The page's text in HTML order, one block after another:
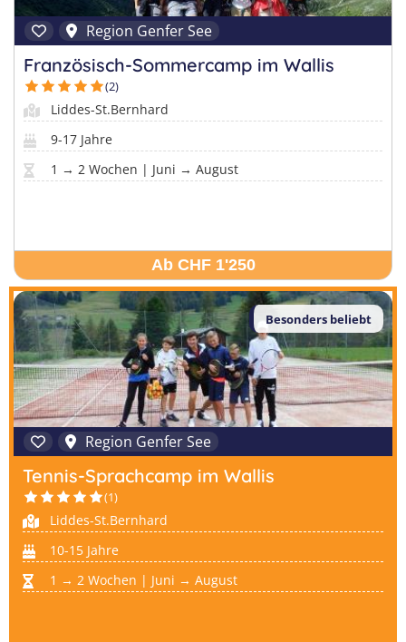
Segelcamps
Tenniscamps
Tanzcamps
Skilager
Snowboard-Lager
Graubünden
Luzern
Tessin
Waadt
Wallis
Sprachferien Spanien
Sprachferien in der Schweiz
Englisch Sprachferien USA
Englisch Sprachferien Malta
Italienisch Sprachferien Italien
Deutschland
Frankreich
Portugal
Holland
Region Genfer See
Französisch-Sommercamp im Wallis
(2)
Liddes-St.Bernhard
9-17 Jahre
1 → 2 Wochen | Juni → August
Ab CHF 1'250
Besonders beliebt
Region Genfer See
Tennis-Sprachcamp im Wallis
(1)
Liddes-St.Bernhard
10-15 Jahre
1 → 2 Wochen | Juni → August